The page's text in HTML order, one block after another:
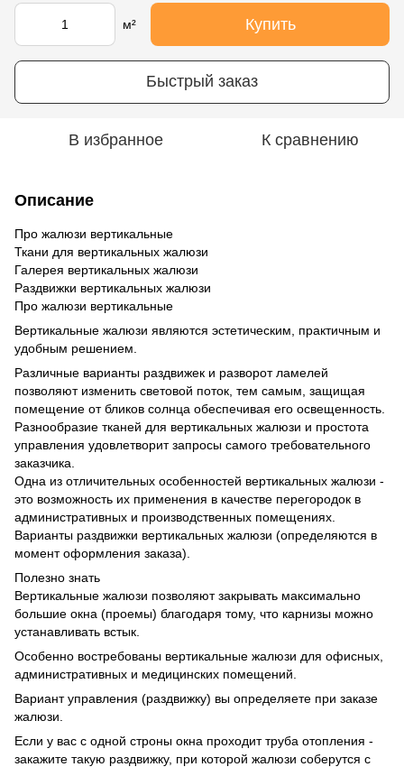
м² Купить
Быстрый заказ
В избранное К сравнению
Описание
Про жалюзи вертикальные
Ткани для вертикальных жалюзи
Галерея вертикальных жалюзи
Раздвижки вертикальных жалюзи
Про жалюзи вертикальные
Вертикальные жалюзи являются эстетическим, практичным и
удобным решением.
Различные варианты раздвижек и разворот ламелей
позволяют изменить световой поток, тем самым, защищая
помещение от бликов солнца обеспечивая его освещенность.
Разнообразие тканей для вертикальных жалюзи и простота
управления удовлетворит запросы самого требовательного
заказчика.
Одна из отличительных особенностей вертикальных жалюзи -
это возможность их применения в качестве перегородок в
административных и производственных помещениях.
Варианты раздвижки вертикальных жалюзи (определяются в
момент оформления заказа).
Полезно знать
Вертикальные жалюзи позволяют закрывать максимально
большие окна (проемы) благодаря тому, что карнизы можно
устанавливать встык.
Особенно востребованы вертикальные жалюзи для офисных,
административных и медицинских помещений.
Вариант управления (раздвижку) вы определяете при заказе
жалюзи.
Если у вас с одной строны окна проходит труба отопления -
закажите такую раздвижку, при которой жалюзи соберутся с